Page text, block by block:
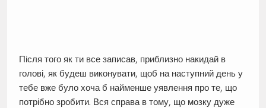
Після того як ти все записав, приблизно накидай в
голові, як будеш виконувати, щоб на наступний день у
тебе вже було хоча б найменше уявлення про те, що
потрібно зробити. Вся справа в тому, що мозку дуже